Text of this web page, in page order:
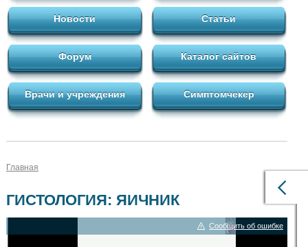
Новости Статьи
Форум Каталог сайтов
Врачи и учреждения Симптомчекер
Главная
ГИСТОЛОГИЯ: ЯИЧНИК
Сообщить об ошибке